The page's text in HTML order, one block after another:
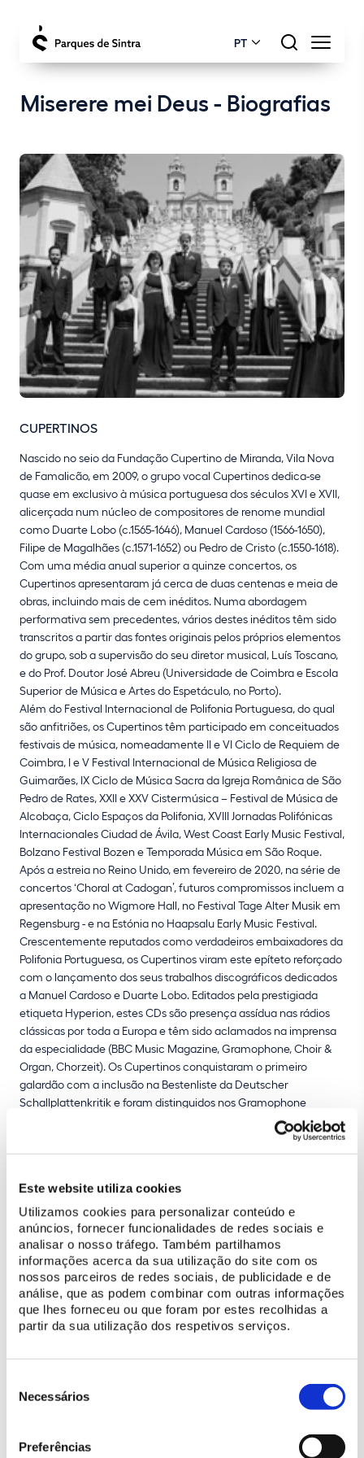
Este website utiliza cookies
Utilizamos cookies para personalizar conteúdo e
anúncios, fornecer funcionalidades de redes sociais e
analisar o nosso tráfego. Também partilhamos
informações acerca da sua utilização do site com os
nossos parceiros de redes sociais, de publicidade e de
análise, que as podem combinar com outras informações
que lhes forneceu ou que foram por estes recolhidas a
partir da sua utilização dos respetivos serviços.
Necessários
Preferências
PT
Miserere mei Deus - Biografias
CUPERTINOS
Nascido no seio da Fundação Cupertino de Miranda, Vila Nova
de Famalicão, em 2009, o grupo vocal Cupertinos dedica-se
quase em exclusivo à música portuguesa dos séculos XVI e XVII,
alicerçada num núcleo de compositores de renome mundial
como Duarte Lobo (c.1565-1646), Manuel Cardoso (1566-1650),
Filipe de Magalhães (c.1571-1652) ou Pedro de Cristo (c.1550-1618).
Com uma média anual superior a quinze concertos, os
Cupertinos apresentaram já cerca de duas centenas e meia de
obras, incluindo mais de cem inéditos. Numa abordagem
performativa sem precedentes, vários destes inéditos têm sido
transcritos a partir das fontes originais pelos próprios elementos
do grupo, sob a supervisão do seu diretor musical, Luís Toscano,
e do Prof. Doutor José Abreu (Universidade de Coimbra e Escola
Superior de Música e Artes do Espetáculo, no Porto).
Além do Festival Internacional de Polifonia Portuguesa, do qual
são anfitriões, os Cupertinos têm participado em conceituados
festivais de música, nomeadamente II e VI Ciclo de Requiem de
Coimbra, I e V Festival Internacional de Música Religiosa de
Guimarães, IX Ciclo de Música Sacra da Igreja Românica de São
Pedro de Rates, XXII e XXV Cistermúsica – Festival de Música de
Alcobaça, Ciclo Espaços da Polifonia, XVIII Jornadas Polifónicas
Internacionales Ciudad de Ávila, West Coast Early Music Festival,
Bolzano Festival Bozen e Temporada Música em São Roque.
Após a estreia no Reino Unido, em fevereiro de 2020, na série de
concertos ‘Choral at Cadogan’, futuros compromissos incluem a
apresentação no Wigmore Hall, no Festival Tage Alter Musik em
Regensburg - e na Estónia no Haapsalu Early Music Festival.
Crescentemente reputados como verdadeiros embaixadores da
Polifonia Portuguesa, os Cupertinos viram este epíteto reforçado
com o lançamento dos seus trabalhos discográficos dedicados
a Manuel Cardoso e Duarte Lobo. Editados pela prestigiada
etiqueta Hyperion, estes CDs são presença assídua nas rádios
clássicas por toda a Europa e têm sido aclamados na imprensa
da especialidade (BBC Music Magazine, Gramophone, Choir &
Organ, Chorzeit). Os Cupertinos conquistaram o primeiro
galardão com a inclusão na Bestenliste da Deutscher
Schallplattenkritik e foram distinguidos nos Gramophone
Classical Music Awards 2019, vencendo na categoria de Música
Antiga. Foram finalistas na Edição de 2020 dos PLAY – Prémios
da Música Portuguesa e vencedores na categoria Melhor Álbum